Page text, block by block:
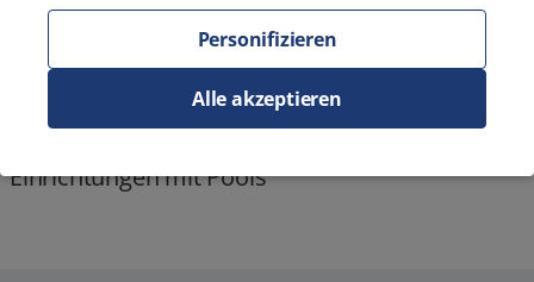
Einrichtungen mit Pools
Personifizieren
Alle akzeptieren